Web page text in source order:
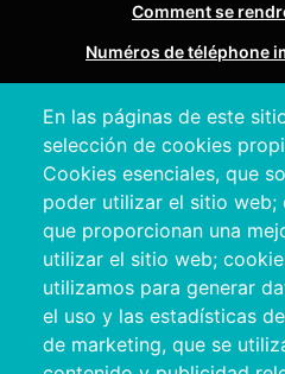
En las páginas de este
selección de cookies
Cookies esenciales, que
poder utilizar el sitio web;
que proporcionan una
utilizar el sitio web;
utilizamos para generar
el uso y las estadísticas
de marketing, que se
Comment se
Numéros de téléphone
Pazo Deputación Provincial.
+34 986 804 100